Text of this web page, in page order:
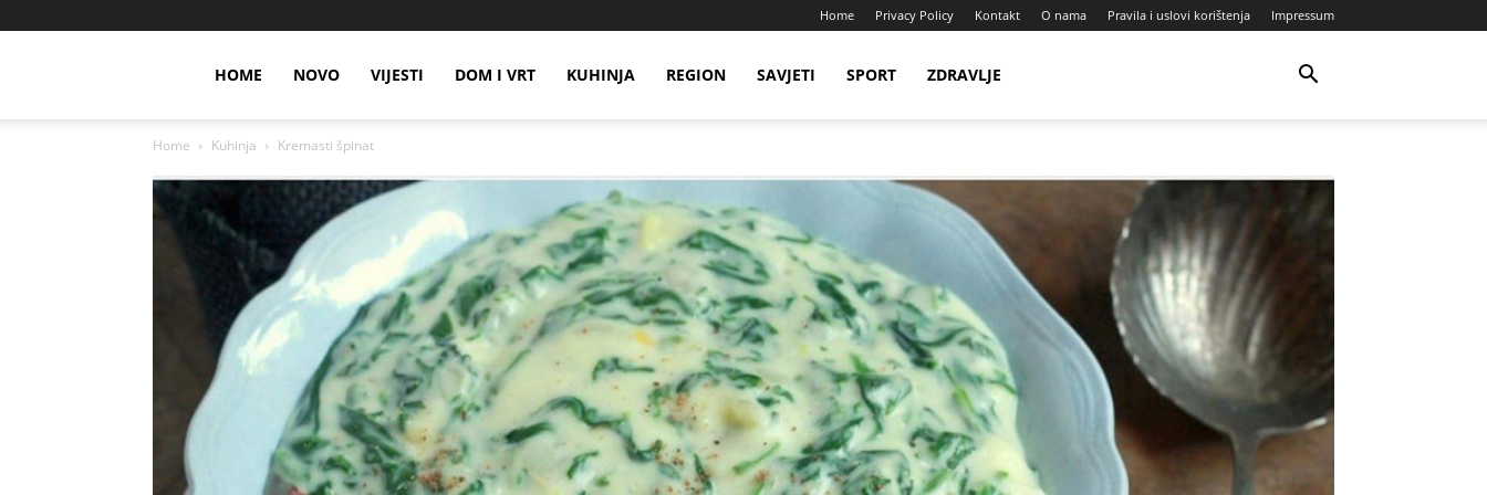
Home Privacy Policy Kontakt O nama Pravila i uslovi korištenja Impressum
HOME NOVO VIJESTI DOM I VRT KUHINJA REGION SAVJETI SPORT ZDRAVLJE
Home Kuhinja Kremasti špinat